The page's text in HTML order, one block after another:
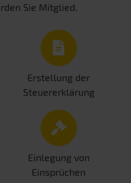
Sie Mitglied.
Erstellung der
Steuererklärung
Einlegung von
Einsprüchen